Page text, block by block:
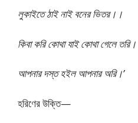
লুকাইতে ঠাই নাই বনের ভিতর।।
কিবা করি কোথা যাই কোথা গেলে তরি।
আপনার দস্ত হইল আপনার অরি।’
হরিণের উক্তি—